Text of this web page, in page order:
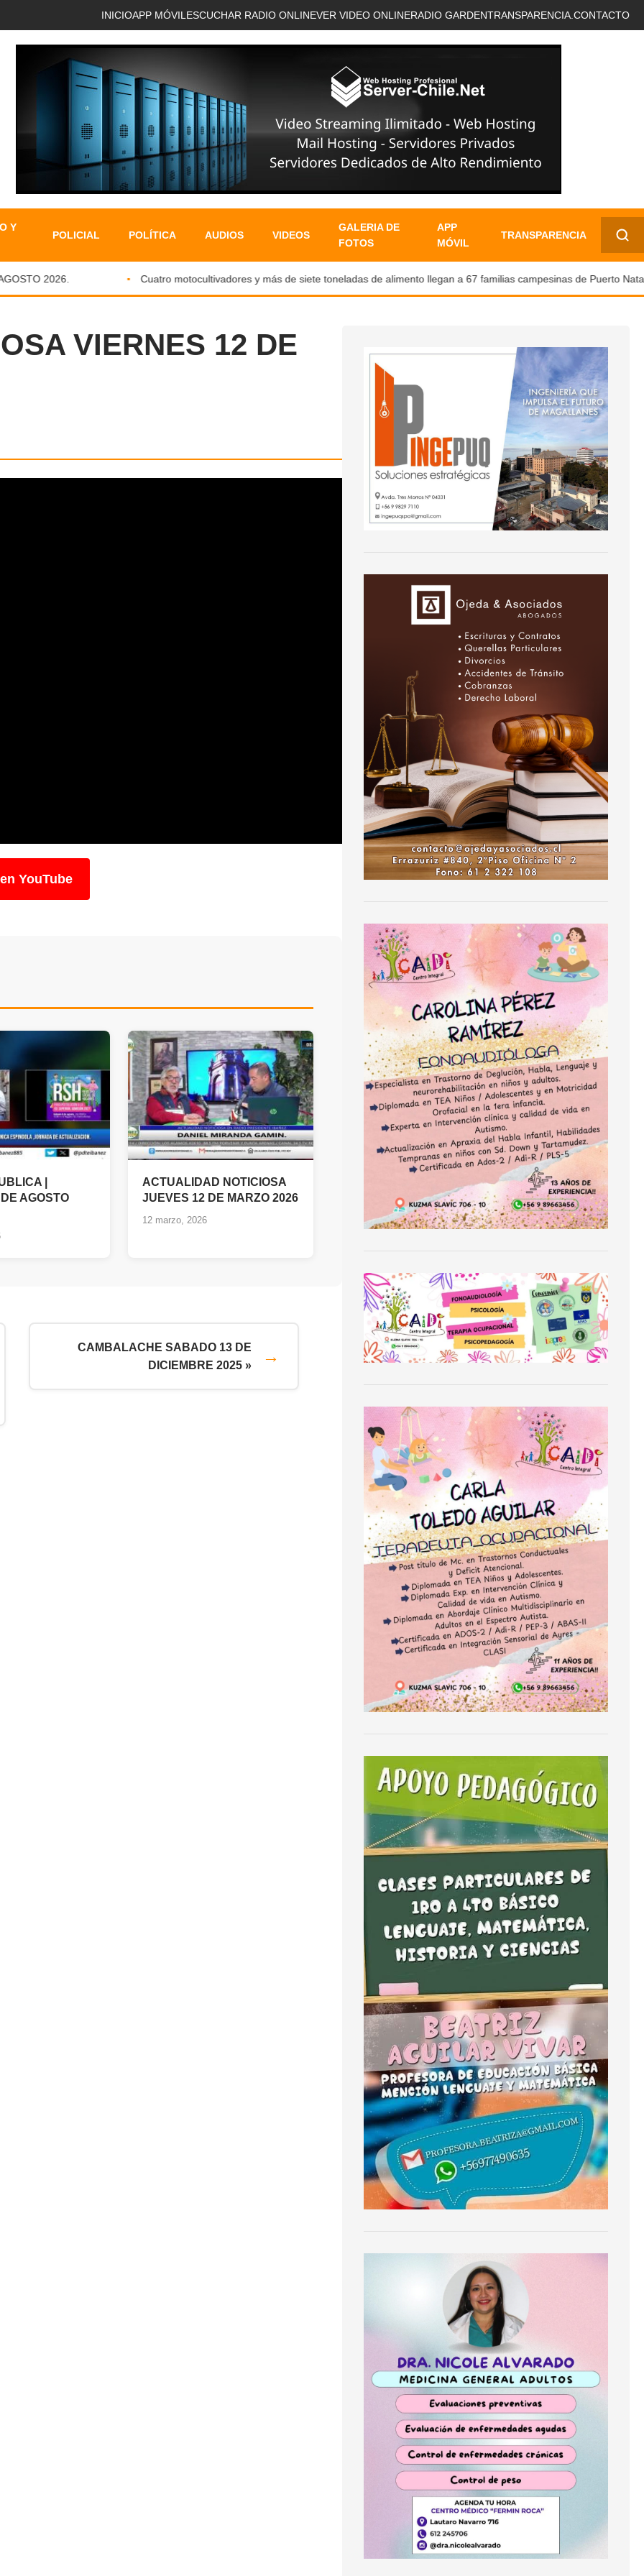
INICIOAPP MÓVIL ESCUCHAR RADIO ONLINEVER VIDEO ONLINERADIO GARDENTRANSPARENCIA. CONTACTO
Y
POLICIAL POLÍTICA AUDIOS VIDEOS
GALERIA DE
FOTOS
APP
MÓVIL
TRANSPARENCIA
✕
2026. Cuatro motocultivadores y más de siete toneladas de alimento llegan a 67 familias campesinas de Puerto Natales
VIERNES 12 DE
YouTube
|
AGOSTO
ACTUALIDAD NOTICIOSA
JUEVES 12 DE MARZO 2026
12 marzo, 2026
CAMBALACHE SABADO 13 DE
DICIEMBRE 2025 »